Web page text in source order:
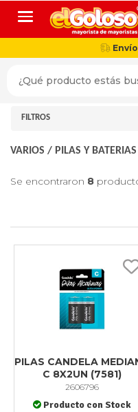
Toggle navigation
FILTROS
VARIOS / PILAS Y BATERIAS
Se encontraron 8
PILAS CANDELA
C 8X2UN (7581)
2606796
Producto con Stock